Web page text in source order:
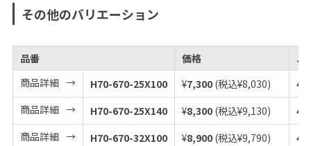
その他のバリエーション
品番 価格
商品詳細
H70-670-25X100 ¥7,300 (税込¥8,030)
商品詳細
H70-670-25X140 ¥8,300 (税込¥9,130)
商品詳細
H70-670-32X100 ¥8,900 (税込¥9,790)